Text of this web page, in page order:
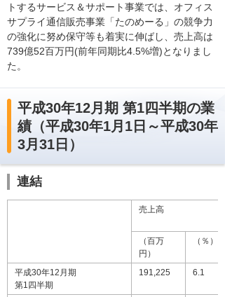
トするサービス＆サポート事業では、オフィス
サプライ通信販売事業「たのめーる」の競争力
の強化に努め保守等も着実に伸ばし、売上高は
739億52百万円(前年同期比4.5%増)となりまし
た。
平成30年12月期 第1四半期の業
績（平成30年1月1日～平成30年
3月31日）
連結
売上高
（百万
円）
（％）
平成30年12月期
第1四半期
191,225 6.1